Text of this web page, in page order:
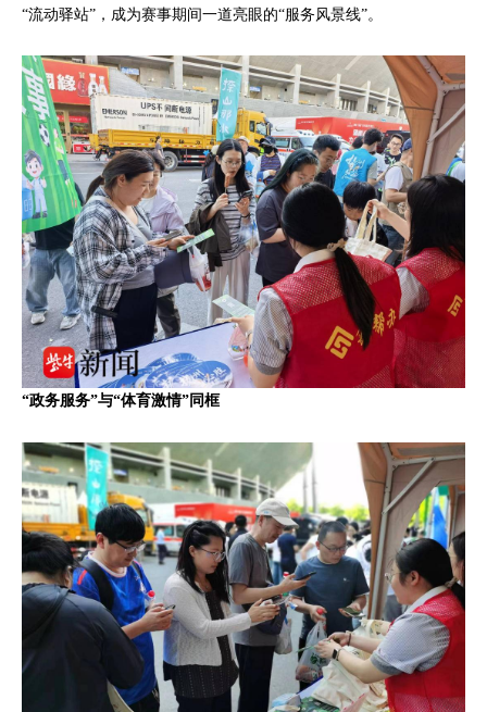
“流动驿站”，成为赛事期间一道亮眼的“服务风景线”。
“政务服务”与“体育激情”同框